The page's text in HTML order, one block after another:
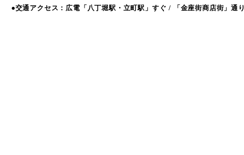
●交通アクセス：広電「八丁堀駅・立町駅」すぐ / 「金座街商店街」通り